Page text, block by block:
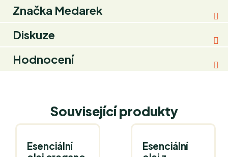
Značka Medarek
Diskuze
Hodnocení
Související produkty
Esenciální
Esenciální